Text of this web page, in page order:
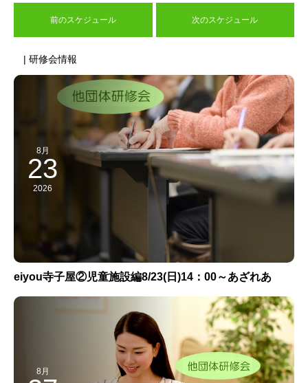
前のスケジュール 次のスケジュール
| 研修会情報
8月
23
2026
eiyou寺子屋②児童施設編8/23(日)14：00～あざれあ
8月